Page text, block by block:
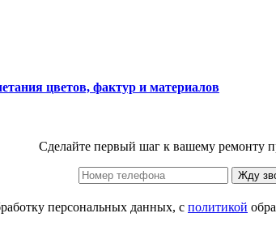
цветов, фактур и материалов
Сделайте первый шаг к вашему ремонту
Жду
персональных данных, с политикой